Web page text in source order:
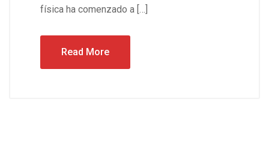
física ha comenzado a […]
Read More